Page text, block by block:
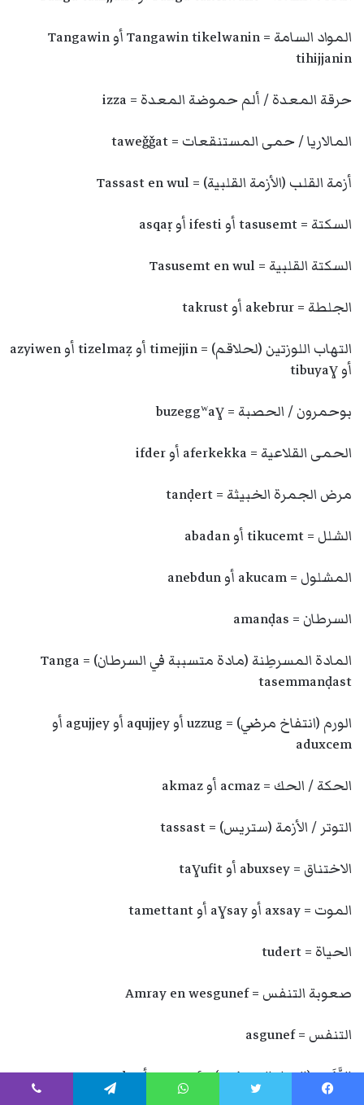
المواد السامة = Tangawin tikelwanin أو Tangawin
tihijjanin
حرقة المعدة / ألم حموضة المعدة = izza
المالاريا / حمى المستنقعات = taweǧǧat
أزمة القلب (الأزمة القلبية) = Tassast en wul
السكتة = tasusemt أو ifesti أو asqaṛ
السكتة القلبية = Tasusemt en wul
الجلطة = akebrur أو takrust
التهاب اللوزتين (لحلاقم) = timejjin أو tizelmaẓ أو azyiwen
أو tibuyaɣ
بوحمرون / الحصبة = buzeggʷaɣ
الحمى القلاعية = aferkekka أو ifder
مرض الجمرة الخبيثة = tanḍert
الشلل = tikucemt أو abadan
المشلول = akucam أو anebdun
السرطان = amanḍas
المادة المسرطِنة (مادة متسببة في السرطان) = Tanga
tasemmanḍast
الورم (انتفاخ مرضي) = uzzug أو aqujjey أو agujjey أو
aduxcem
الحكة / الحك = acmaz أو akmaz
التوتر / الأزمة (ستريس) = tassast
الاختناق = abuxsey أو taɣufit
الموت = axsay أو aɣsay أو tamettant
الحياة = tudert
صعوبة التنفس = Amray en wesgunef
التنفس = asgunef
النَّفَس (الهواء المتنفس) = asgunef أو aṣoḍo